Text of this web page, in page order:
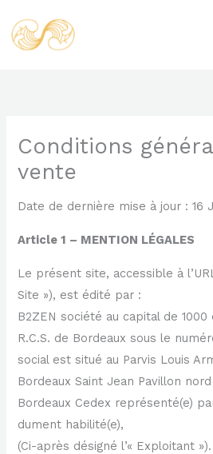
au
contenu
Conditions
vente
Date de dernière mise à jour : 16
Article 1 – MENTION LÉGALES
Le présent site, accessible à
Site »), est édité par :
B2ZEN société au capital de
R.C.S. de Bordeaux sous le
social est situé au Parvis Louis
Bordeaux Saint Jean Pavillon nord
Bordeaux Cedex représenté(e)
dument habilité(e),
(Ci-après désigné l’« Exploitant »).